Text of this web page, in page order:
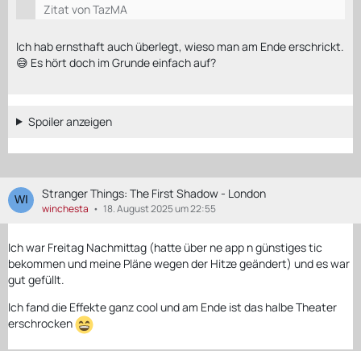
Zitat von TazMA
Ich hab ernsthaft auch überlegt, wieso man am Ende erschrickt.
😅 Es hört doch im Grunde einfach auf?
Spoiler anzeigen
Stranger Things: The First Shadow - London
winchesta 18. August 2025 um 22:55
Ich war Freitag Nachmittag (hatte über ne app n günstiges tic
bekommen und meine Pläne wegen der Hitze geändert) und es war
gut gefüllt.
Ich fand die Effekte ganz cool und am Ende ist das halbe Theater
erschrocken